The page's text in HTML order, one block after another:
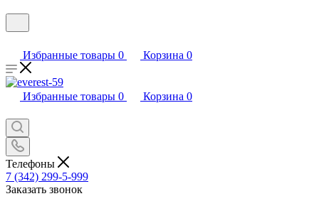
Избранные товары 0 Корзина 0
Избранные товары 0 Корзина 0
Телефоны
7 (342) 299-5-999
Заказать звонок